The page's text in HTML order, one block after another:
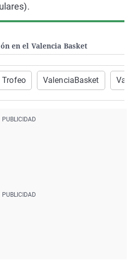
en el Valencia Basket
Trofeo ValenciaBasket